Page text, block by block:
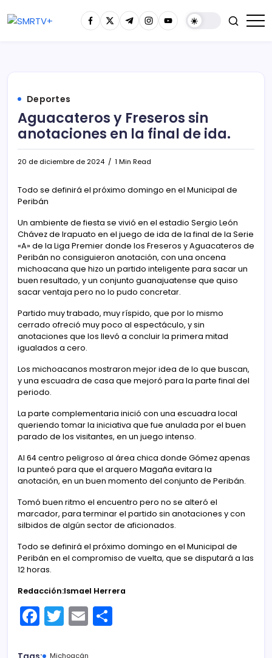
Deportes
Aguacateros y Freseros sin
anotaciones en la final de ida.
20 de diciembre de 2024 1 Min Read
Todo se definirá el próximo domingo en el Municipal de
Peribán
Un ambiente de fiesta se vivió en el estadio Sergio León
Chávez de Irapuato en el juego de ida de la final de la Serie
«A» de la Liga Premier donde los Freseros y Aguacateros de
Peribán no consiguieron anotación, con una oncena
michoacana que hizo un partido inteligente para sacar un
buen resultado, y un conjunto guanajuatense que quiso
sacar ventaja pero no lo pudo concretar.
Partido muy trabado, muy ríspido, que por lo mismo
cerrado ofreció muy poco al espectáculo, y sin
anotaciones que los llevó a concluir la primera mitad
igualados a cero.
Los michoacanos mostraron mejor idea de lo que buscan,
y una escuadra de casa que mejoró para la parte final del
periodo.
La parte complementaria inició con una escuadra local
queriendo tomar la iniciativa que fue anulada por el buen
parado de los visitantes, en un juego intenso.
Al 64 centro peligroso al área chica donde Gómez apenas
la punteó para que el arquero Magaña evitara la
anotación, en un buen momento del conjunto de Peribán.
Tomó buen ritmo el encuentro pero no se alteró el
marcador, para terminar el partido sin anotaciones y con
silbidos de algún sector de aficionados.
Todo se definirá el próximo domingo en el Municipal de
Peribán en el compromiso de vuelta, que se disputará a las
12 horas.
Redacción:Ismael Herrera
F
a
T
w
E
m
Michoacán